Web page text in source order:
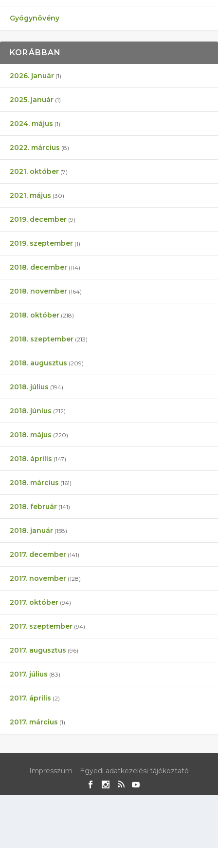
Gyógynövény
KORÁBBAN
2026. január (1)
2025. január (1)
2024. május (1)
2022. március (8)
2021. október (7)
2021. május (30)
2019. december (9)
2019. szeptember (1)
2018. december (114)
2018. november (164)
2018. október (218)
2018. szeptember (213)
2018. augusztus (209)
2018. július (194)
2018. június (212)
2018. május (220)
2018. április (147)
2018. március (161)
2018. február (141)
2018. január (158)
2017. december (141)
2017. november (128)
2017. október (94)
2017. szeptember (94)
2017. augusztus (96)
2017. július (83)
2017. április (2)
2017. március (1)
Impresszum Egyedi adatkezelési tájékoztató